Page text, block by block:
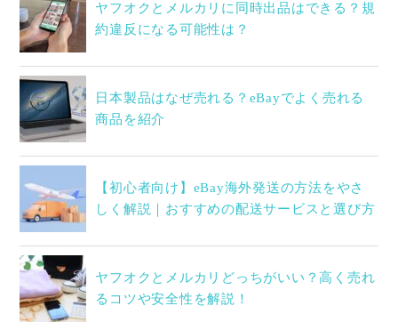
ヤフオクとメルカリに同時出品はできる？規
約違反になる可能性は？
日本製品はなぜ売れる？eBayでよく売れる
商品を紹介
【初心者向け】eBay海外発送の方法をやさ
しく解説｜おすすめの配送サービスと選び方
ヤフオクとメルカリどっちがいい？高く売れ
るコツや安全性を解説！